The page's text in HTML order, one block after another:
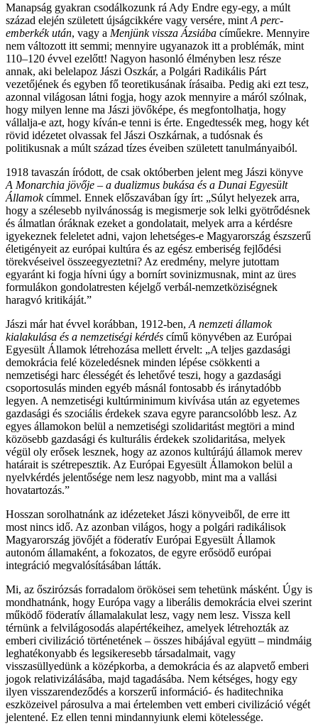
Manapság gyakran csodálkozunk rá Ady Endre egy-egy, a múlt
század elején született újságcikkére vagy versére, mint A perc-
emberkék után, vagy a Menjünk vissza Ázsiába címűekre. Mennyire
nem változott itt semmi; mennyire ugyanazok itt a problémák, mint
110–120 évvel ezelőtt! Nagyon hasonló élményben lesz része
annak, aki belelapoz Jászi Oszkár, a Polgári Radikális Párt
vezetőjének és egyben fő teoretikusának írásaiba. Pedig aki ezt tesz,
azonnal világosan látni fogja, hogy azok mennyire a máról szólnak,
hogy milyen lenne ma Jászi jövőképe, és megfontolhatja, hogy
vállalja-e azt, hogy kíván-e tenni is érte. Engedtessék meg, hogy két
rövid idézetet olvassak fel Jászi Oszkárnak, a tudósnak és
politikusnak a múlt század tízes éveiben született tanulmányaiból.
1918 tavaszán íródott, de csak októberben jelent meg Jászi könyve
A Monarchia jövője – a dualizmus bukása és a Dunai Egyesült
Államokcímmel. Ennek előszavában így írt: „Súlyt helyezek arra,
hogy a szélesebb nyilvánosság is megismerje sok lelki gyötrődésnek
és álmatlan óráknak ezeket a gondolatait, melyek arra a kérdésre
igyekeznek feleletet adni, vajon lehetséges-e Magyarország észszerű
életigényeit az európai kultúra és az egész emberiség fejlődési
törekvéseivel összeegyeztetni? Az eredmény, melyre jutottam
egyaránt ki fogja hívni úgy a bornírt sovinizmusnak, mint az üres
formulákon gondolatresten kéjelgő verbál-nemzetköziségnek
haragvó kritikáját.”
Jászi már hat évvel korábban, 1912-ben, A nemzeti államok
kialakulása és a nemzetiségi kérdés című könyvében az Európai
Egyesült Államok létrehozása mellett érvelt: „A teljes gazdasági
demokrácia felé közeledésnek minden lépése csökkenti a
nemzetiségi harc élességét és lehetővé teszi, hogy a gazdasági
csoportosulás minden egyéb másnál fontosabb és iránytadóbb
legyen. A nemzetiségi kultúrminimum kivívása után az egyetemes
gazdasági és szociális érdekek szava egyre parancsolóbb lesz. Az
egyes államokon belül a nemzetiségi szolidaritást megtöri a mind
közösebb gazdasági és kulturális érdekek szolidaritása, melyek
végül oly erősek lesznek, hogy az azonos kultúrájú államok merev
határait is szétrepesztik. Az Európai Egyesült Államokon belül a
nyelvkérdés jelentősége nem lesz nagyobb, mint ma a vallási
hovatartozás.”
Hosszan sorolhatnánk az idézeteket Jászi könyveiből, de erre itt
most nincs idő. Az azonban világos, hogy a polgári radikálisok
Magyarország jövőjét a föderatív Európai Egyesült Államok
autonóm államaként, a fokozatos, de egyre erősödő európai
integráció megvalósításában látták.
Mi, az őszirózsás forradalom örökösei sem tehetünk másként. Úgy is
mondhatnánk, hogy Európa vagy a liberális demokrácia elvei szerint
működő föderatív államalakulat lesz, vagy nem lesz. Vissza kell
térnünk a felvilágosodás alapértékeihez, amelyek létrehozták az
emberi civilizáció történetének – összes hibájával együtt – mindmáig
leghatékonyabb és legsikeresebb társadalmait, vagy
visszasüllyedünk a középkorba, a demokrácia és az alapvető emberi
jogok relativizálásába, majd tagadásába. Nem kétséges, hogy egy
ilyen visszarendeződés a korszerű információ- és haditechnika
eszközeivel párosulva a mai értelemben vett emberi civilizáció végét
jelentené. Ez ellen tenni mindannyiunk elemi kötelessége.